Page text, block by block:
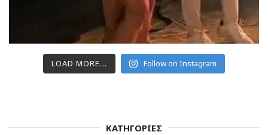
LOAD MORE... Follow on Instagram
ΚΑΤΗΓΟΡΙΕΣ